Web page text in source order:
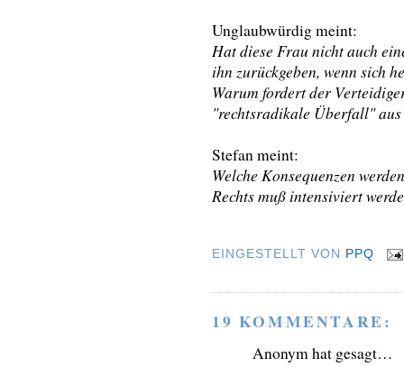
Unglaubwürdig meint:
Hat diese Frau nicht auch
ihn zurückgeben, wenn sich
Warum fordert der
"rechtsradikale Überfall"
Stefan meint:
Welche Konsequenzen
Rechts muß intensiviert
EINGESTELLT VON PPQ
19 KOMMENTARE:
Anonym hat gesagt…